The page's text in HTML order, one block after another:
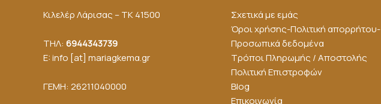
Κιλελέρ Λάρισας – ΤΚ 41500
ΤΗΛ: 6944343739
E: info [at] mariagkemα.gr
ΓΕΜΗ: 26211040000
Σχετικά με εμάς
Όροι χρήσης-Πολιτική απορρήτου-
Προσωπικά δεδομένα
Τρόποι Πληρωμής / Αποστολής
Πολιτική Επιστροφών
Blog
Επικοινωνία